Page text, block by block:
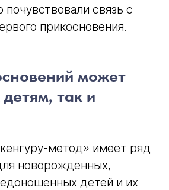
почувствовали связь с
прикосновения.
может
так и
метод» имеет ряд
новорожденных,
детей и их